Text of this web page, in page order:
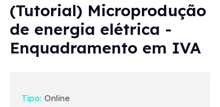
(Tutorial) Microprodução
de energia elétrica -
Enquadramento em IVA
Tipo: Online